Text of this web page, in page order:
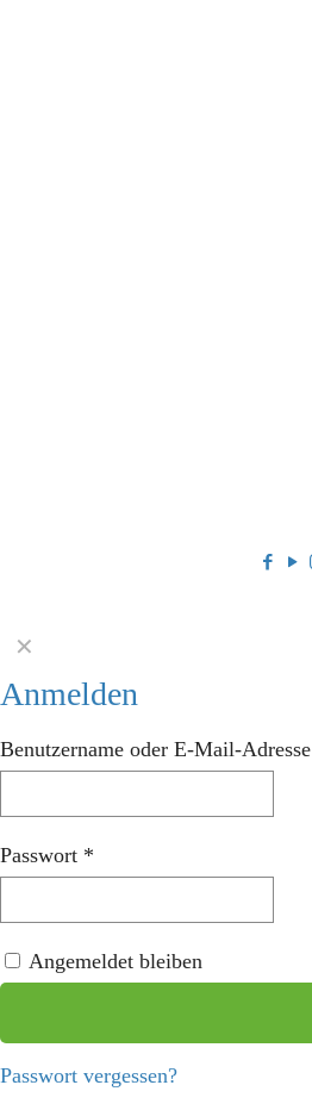
✕
Anmelden
Benutzername oder E-Mail-Adresse
Passwort *
Angemeldet bleiben
Passwort vergessen?